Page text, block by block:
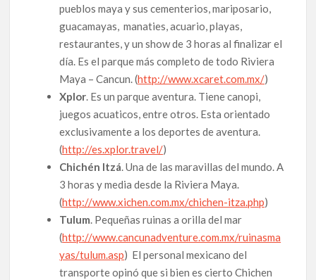
pueblos maya y sus cementerios, mariposario,
guacamayas, manaties, acuario, playas,
restaurantes, y un show de 3 horas al finalizar el
día. Es el parque más completo de todo Riviera
Maya – Cancun. (http://www.xcaret.com.mx/)
Xplor. Es un parque aventura. Tiene canopi,
juegos acuaticos, entre otros. Esta orientado
exclusivamente a los deportes de aventura.
(http://es.xplor.travel/)
Chichén Itzá. Una de las maravillas del mundo. A
3 horas y media desde la Riviera Maya.
(http://www.xichen.com.mx/chichen-itza.php)
Tulum. Pequeñas ruinas a orilla del mar
(http://www.cancunadventure.com.mx/ruinasma
yas/tulum.asp) El personal mexicano del
transporte opinó que si bien es cierto Chichen